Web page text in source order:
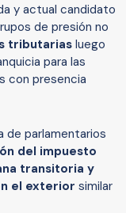
y actual candidato
de presión no
tributarias luego
para las
con presencia
de parlamentarios
del impuesto
transitoria y
el exterior similar